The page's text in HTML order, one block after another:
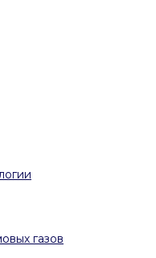
газов